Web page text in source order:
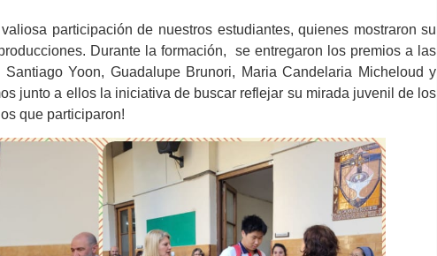
participación de nuestros estudiantes, quienes mostraron su
Durante la formación, se entregaron los premios a las
Yoon, Guadalupe Brunori, Maria Candelaria Micheloud y
junto a ellos la iniciativa de buscar reflejar su mirada juvenil de los
que participaron!